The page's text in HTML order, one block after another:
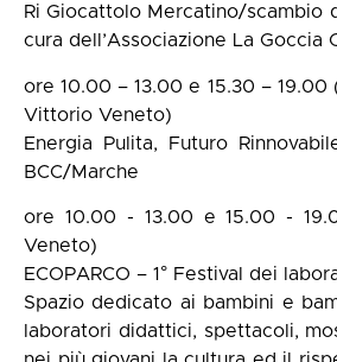
Ri Giocattolo Mercatino/scambio
cura dell’Associazione La Goccia
ore 10.00 – 13.00 e 15.30 – 19.00
Vittorio Veneto)
Energia Pulita, Futuro
BCC/Marche
ore 10.00 - 13.00 e 15.00 -
Veneto)
ECOPARCO – 1° Festival dei
Spazio dedicato ai bambini e
laboratori didattici, spettacoli,